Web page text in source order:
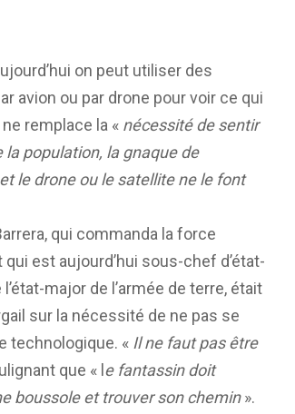
on peut utiliser des
avion ou par drone pour voir ce qui
remplace la « nécessité de sentir
population, la gnaque de
le drone ou le satellite ne le font
qui commanda la force
est aujourd’hui sous-chef d’état-
major de l’armée de terre, était
sur la nécessité de ne pas se
technologique. « Il ne faut pas être
que « l e fantassin doit
boussole et trouver son chemin».